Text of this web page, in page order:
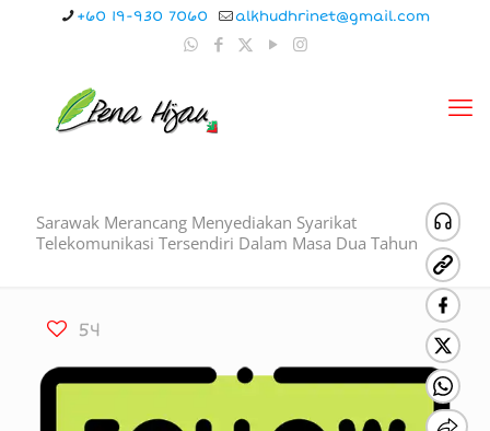
+60 19-930 7060 alkhudhrinet@gmail.com
Sarawak Merancang Menyediakan Syarikat
Telekomunikasi Tersendiri Dalam Masa Dua Tahun
54